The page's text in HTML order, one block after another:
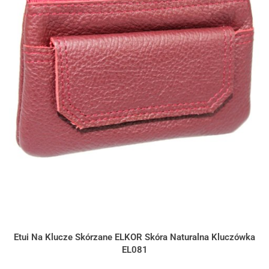
Etui Na Klucze Skórzane ELKOR Skóra Naturalna Kluczówka
EL081